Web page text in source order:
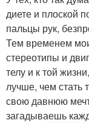
диете и плоской
пальцы рук,
Тем временем
стереотипы и
телу и к той
лучше, чем стать
свою давнюю
загадываешь